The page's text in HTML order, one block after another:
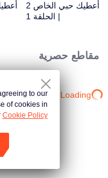
أعطيك حبي الخاص 2
| الحلقة 1
مقاطع حصرية
Loading…
to our
of cookies in
Cookie Policy.